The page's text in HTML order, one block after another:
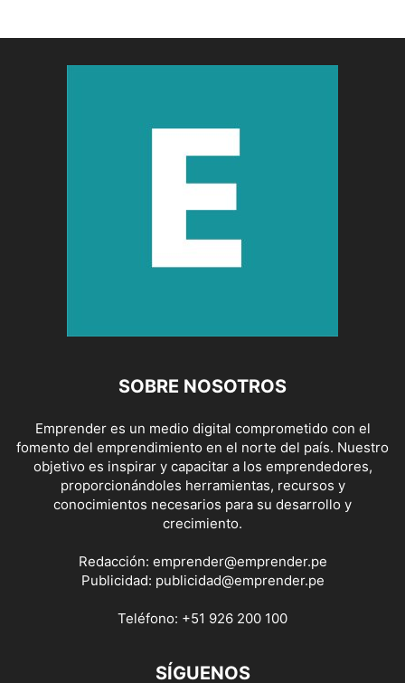
SOBRE NOSOTROS
Emprender es un medio digital comprometido con el
fomento del emprendimiento en el norte del país. Nuestro
objetivo es inspirar y capacitar a los emprendedores,
proporcionándoles herramientas, recursos y
conocimientos necesarios para su desarrollo y
crecimiento.
Redacción: emprender@emprender.pe
Publicidad: publicidad@emprender.pe
Teléfono: +51 926 200 100
SÍGUENOS